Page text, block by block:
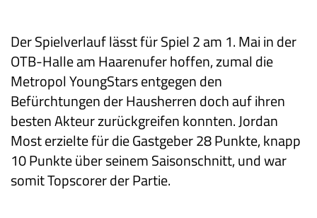
Der Spielverlauf lässt für Spiel 2 am 1. Mai in der
OTB-Halle am Haarenufer hoffen, zumal die
Metropol YoungStars entgegen den
Befürchtungen der Hausherren doch auf ihren
besten Akteur zurückgreifen konnten. Jordan
Most erzielte für die Gastgeber 28 Punkte, knapp
10 Punkte über seinem Saisonschnitt, und war
somit Topscorer der Partie.